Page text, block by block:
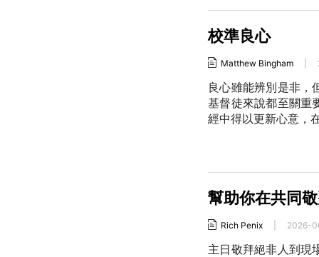
校準良心
Matthew Bingham
良心雖能辨別是非，
基督徒來說都至關重
經中得以更新心意，
幫助你在共同
Rich Penix 2026-
主日敬拜絕非人到現